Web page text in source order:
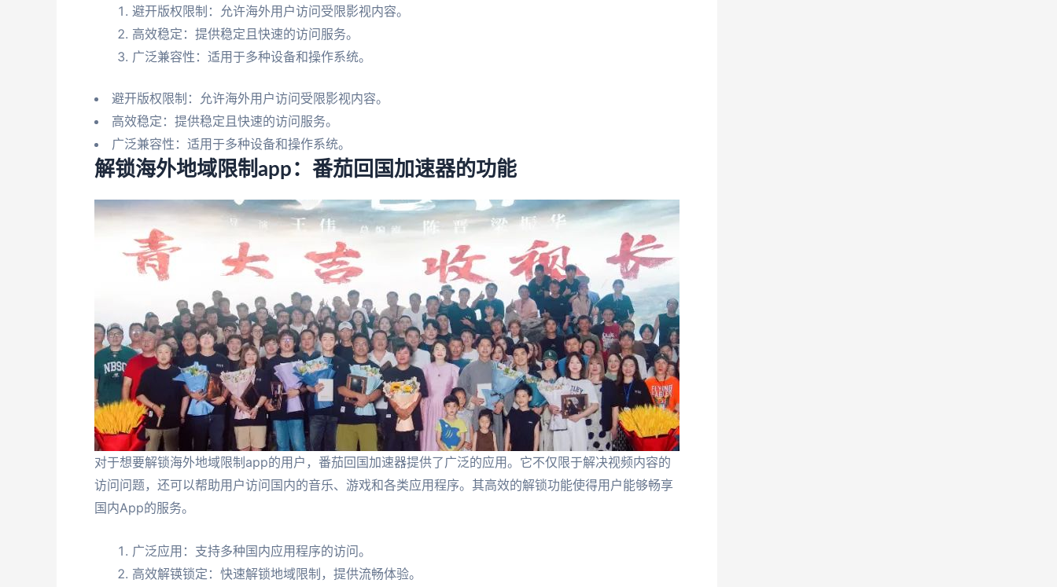
避开版权限制：允许海外用户访问受限影视内容。
高效稳定：提供稳定且快速的访问服务。
广泛兼容性：适用于多种设备和操作系统。
避开版权限制：允许海外用户访问受限影视内容。
高效稳定：提供稳定且快速的访问服务。
广泛兼容性：适用于多种设备和操作系统。
解锁海外地域限制app：番茄回国加速器的功能
对于想要解锁海外地域限制app的用户，番茄回国加速器提供了广泛的应用。它不仅限于解决视频内容的
访问问题，还可以帮助用户访问国内的音乐、游戏和各类应用程序。其高效的解锁功能使得用户能够畅享
国内App的服务。
广泛应用：支持多种国内应用程序的访问。
高效解锳锁定：快速解锁地域限制，提供流畅体验。